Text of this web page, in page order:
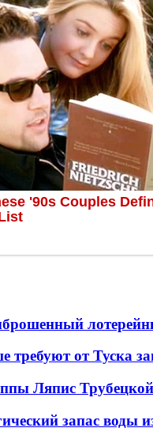
требуют от Туска
Ляпис
запас воды